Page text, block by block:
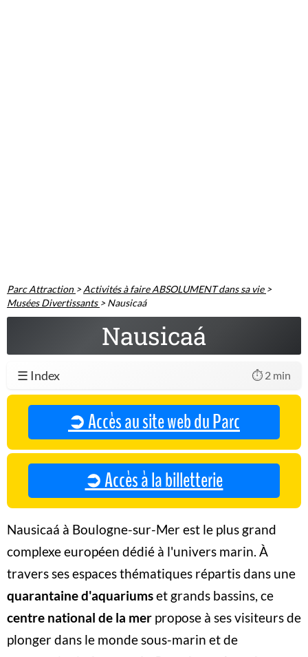
Parc Attraction >Activités à faire ABSOLUMENT dans sa vie >
Musées Divertissants >Nausicaá
Nausicaá
☰ Index ⏱️ 2 min
➲ Accès au site web du Parc
➲ Accès à la billetterie
Nausicaá à Boulogne-sur-Mer est le plus grand
complexe européen dédié à l'univers marin. À
travers ses espaces thématiques répartis dans une
quarantaine d'aquariumset grands bassins, ce
centre national de la mer propose à ses visiteurs de
plonger dans le monde sous-marin et de